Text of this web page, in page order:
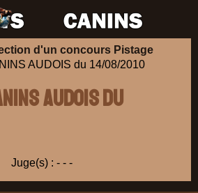
d'un concours Pistage
AUDOIS du 14/08/2010
AUDOIS du
Juge(s) : - - -